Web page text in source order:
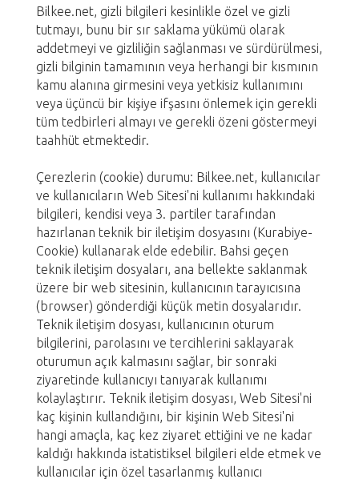
Bilkee.net, gizli bilgileri kesinlikle özel ve gizli
tutmayı, bunu bir sır saklama yükümü olarak
addetmeyi ve gizliliğin sağlanması ve sürdürülmesi,
gizli bilginin tamamının veya herhangi bir kısmının
kamu alanına girmesini veya yetkisiz kullanımını
veya üçüncü bir kişiye ifşasını önlemek için gerekli
tüm tedbirleri almayı ve gerekli özeni göstermeyi
taahhüt etmektedir.
Çerezlerin (cookie) durumu: Bilkee.net, kullanıcılar
ve kullanıcıların Web Sitesi'ni kullanımı hakkındaki
bilgileri, kendisi veya 3. partiler tarafından
hazırlanan teknik bir iletişim dosyasını (Kurabiye-
Cookie) kullanarak elde edebilir. Bahsi geçen
teknik iletişim dosyaları, ana bellekte saklanmak
üzere bir web sitesinin, kullanıcının tarayıcısına
(browser) gönderdiği küçük metin dosyalarıdır.
Teknik iletişim dosyası, kullanıcının oturum
bilgilerini, parolasını ve tercihlerini saklayarak
oturumun açık kalmasını sağlar, bir sonraki
ziyaretinde kullanıcıyı tanıyarak kullanımı
kolaylaştırır. Teknik iletişim dosyası, Web Sitesi'ni
kaç kişinin kullandığını, bir kişinin Web Sitesi'ni
hangi amaçla, kaç kez ziyaret ettiğini ve ne kadar
kaldığı hakkında istatistiksel bilgileri elde etmek ve
kullanıcılar için özel tasarlanmış kullanıcı